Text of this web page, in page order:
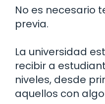
No es necesario
previa.
La universidad
recibir a
niveles, desde
aquellos con